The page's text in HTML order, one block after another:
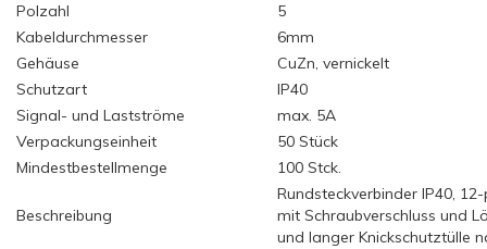
Polzahl
5
Kabeldurchmesser
6mm
Gehäuse
CuZn, vernickelt
Schutzart
IP40
Signal- und Lastströme
max. 5A
Verpackungseinheit
50 Stück
Mindestbestellmenge
100 Stck.
Beschreibung
Rundsteckverbinder IP40,
mit Schraubverschluss und
und langer Knickschutztülle